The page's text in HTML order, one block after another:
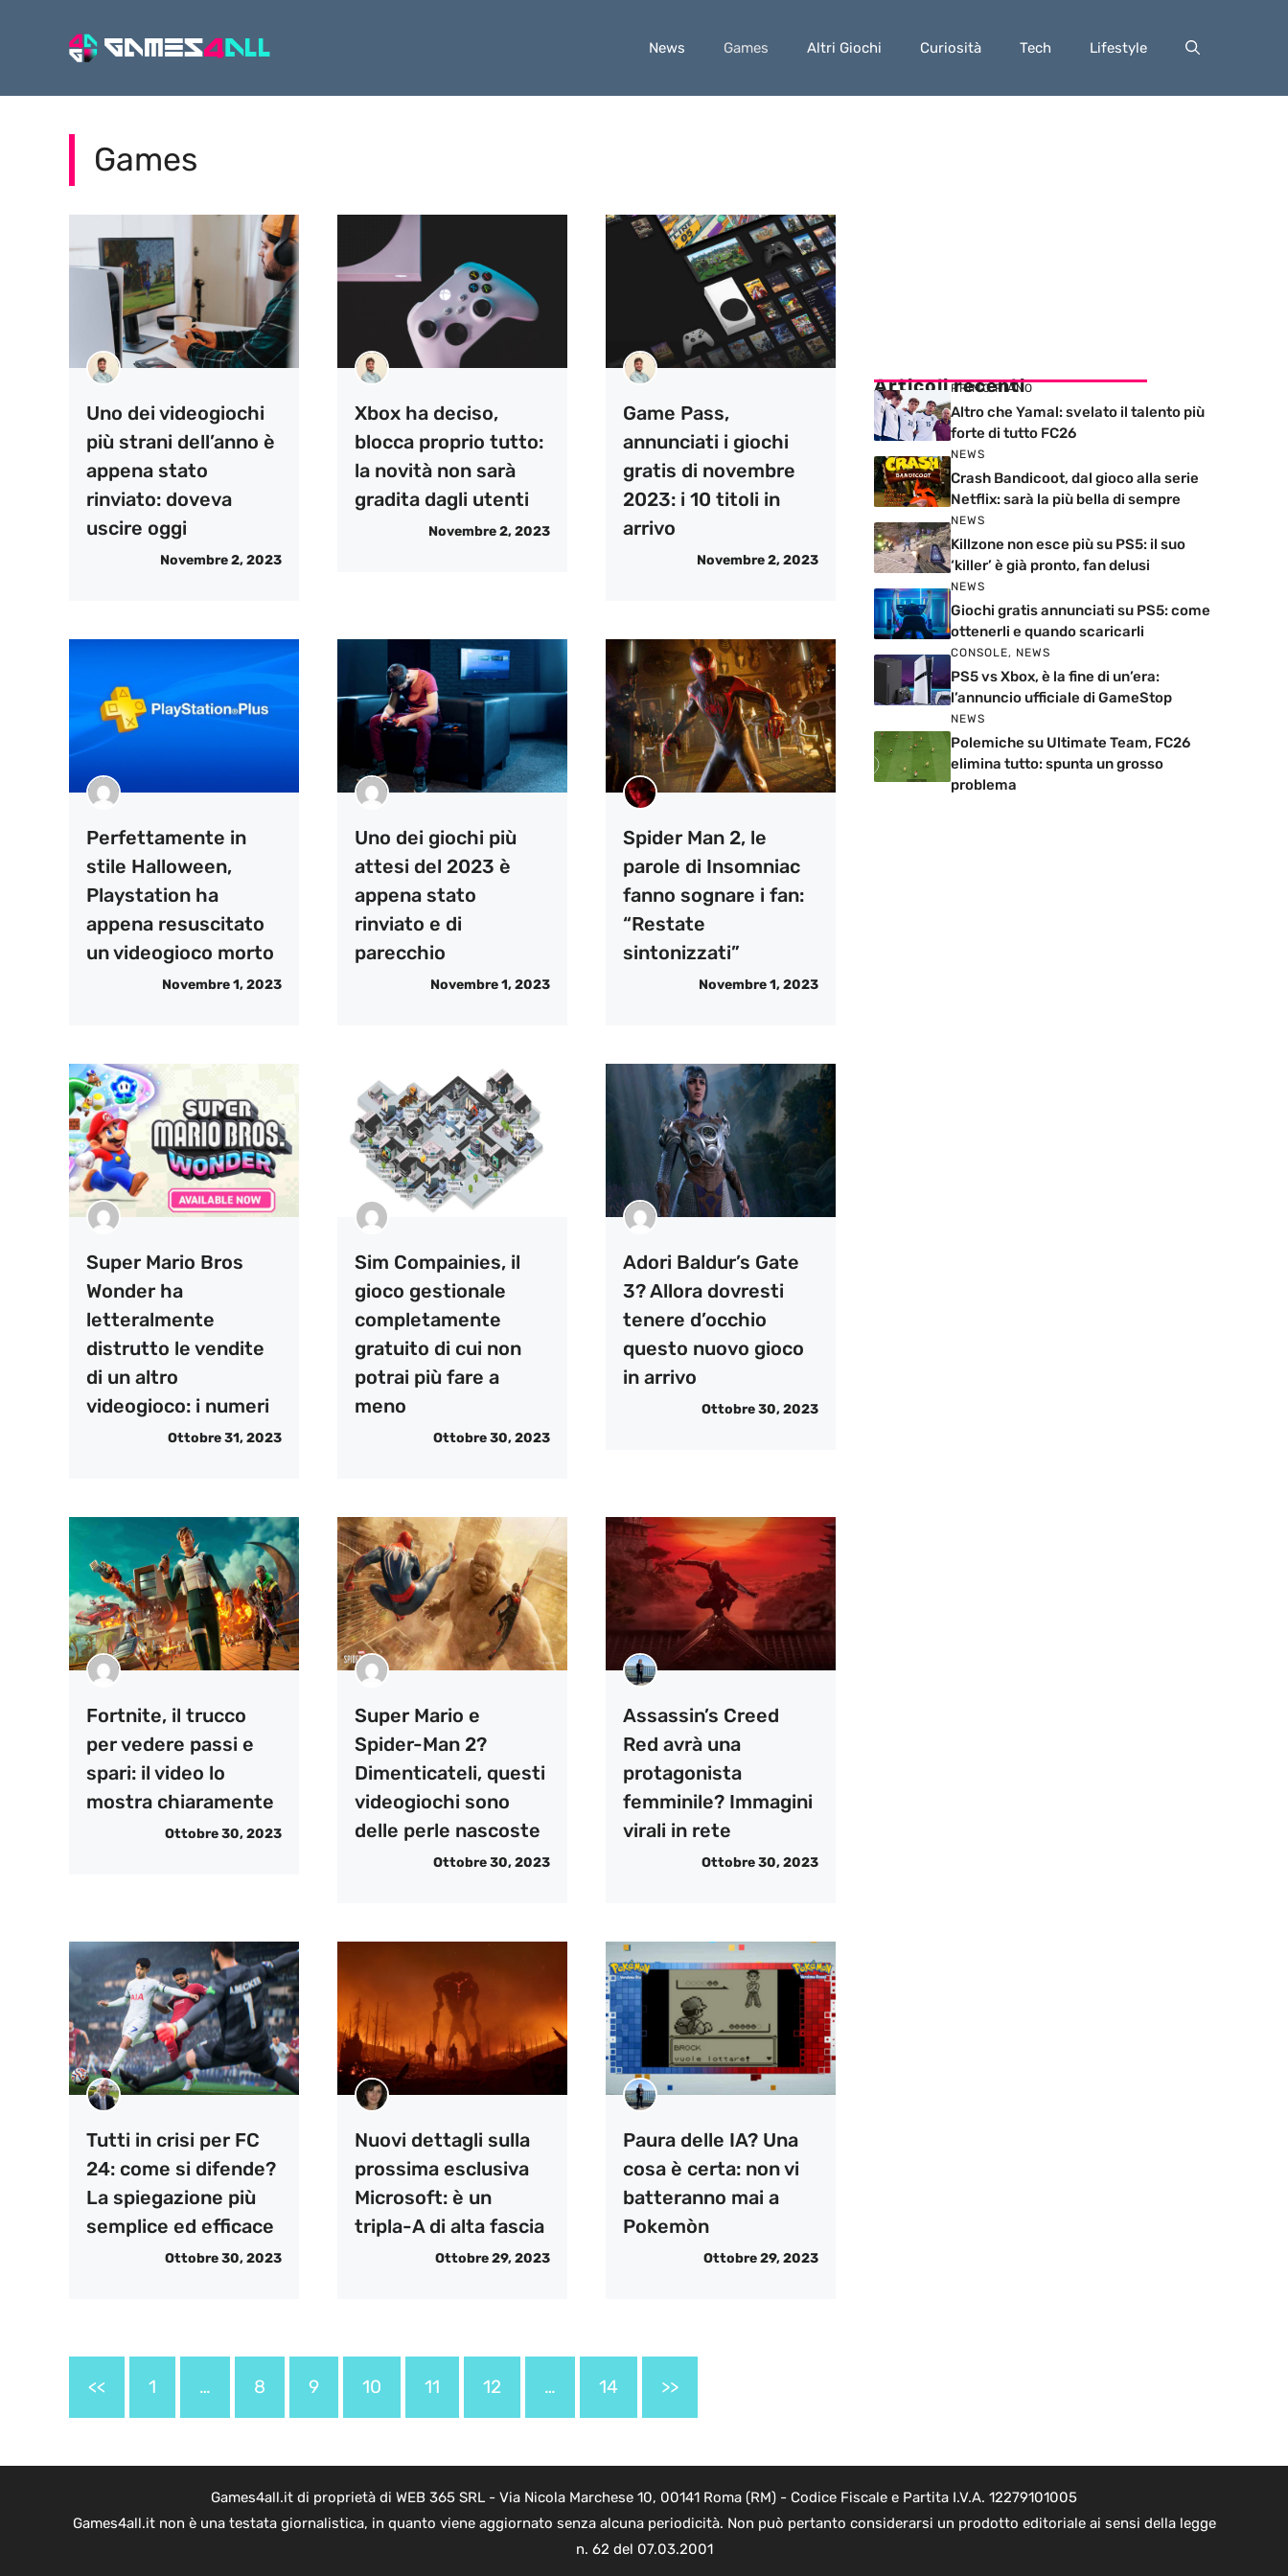
News Games Altri Giochi Curiosità Tech Lifestyle
Games
Uno dei videogiochi
più strani dell’anno è
appena stato
rinviato: doveva
uscire oggi
Novembre 2, 2023
Xbox ha deciso,
blocca proprio tutto:
la novità non sarà
gradita dagli utenti
Novembre 2, 2023
Game Pass,
annunciati i giochi
gratis di novembre
2023: i 10 titoli in
arrivo
Novembre 2, 2023
Perfettamente in
stile Halloween,
Playstation ha
appena resuscitato
un videogioco morto
Novembre 1, 2023
Uno dei giochi più
attesi del 2023 è
appena stato
rinviato e di
parecchio
Novembre 1, 2023
Spider Man 2, le
parole di Insomniac
fanno sognare i fan:
“Restate
sintonizzati”
Novembre 1, 2023
Super Mario Bros
Wonder ha
letteralmente
distrutto le vendite
di un altro
videogioco: i numeri
Ottobre 31, 2023
Sim Compainies, il
gioco gestionale
completamente
gratuito di cui non
potrai più fare a
meno
Ottobre 30, 2023
Adori Baldur’s Gate
3? Allora dovresti
tenere d’occhio
questo nuovo gioco
in arrivo
Ottobre 30, 2023
Fortnite, il trucco
per vedere passi e
spari: il video lo
mostra chiaramente
Ottobre 30, 2023
Super Mario e
Spider-Man 2?
Dimenticateli, questi
videogiochi sono
delle perle nascoste
Ottobre 30, 2023
Assassin’s Creed
Red avrà una
protagonista
femminile? Immagini
virali in rete
Ottobre 30, 2023
Tutti in crisi per FC
24: come si difende?
La spiegazione più
semplice ed efficace
Ottobre 30, 2023
Nuovi dettagli sulla
prossima esclusiva
Microsoft: è un
tripla-A di alta fascia
Ottobre 29, 2023
Paura delle IA? Una
cosa è certa: non vi
batteranno mai a
Pokemòn
Ottobre 29, 2023
<< 1 … 8 9 10 11 12 … 14 >>
Articoli recenti
PRIMO PIANO
Altro che Yamal: svelato il talento più
forte di tutto FC26
NEWS
Crash Bandicoot, dal gioco alla serie
Netflix: sarà la più bella di sempre
NEWS
Killzone non esce più su PS5: il suo
‘killer’ è già pronto, fan delusi
NEWS
Giochi gratis annunciati su PS5: come
ottenerli e quando scaricarli
CONSOLE, NEWS
PS5 vs Xbox, è la fine di un’era:
l’annuncio ufficiale di GameStop
NEWS
Polemiche su Ultimate Team, FC26
elimina tutto: spunta un grosso
problema
Games4all.it di proprietà di WEB 365 SRL - Via Nicola Marchese 10, 00141 Roma (RM) - Codice Fiscale e Partita I.V.A. 12279101005
Games4all.it non è una testata giornalistica, in quanto viene aggiornato senza alcuna periodicità. Non può pertanto considerarsi un prodotto editoriale ai sensi della legge
n. 62 del 07.03.2001